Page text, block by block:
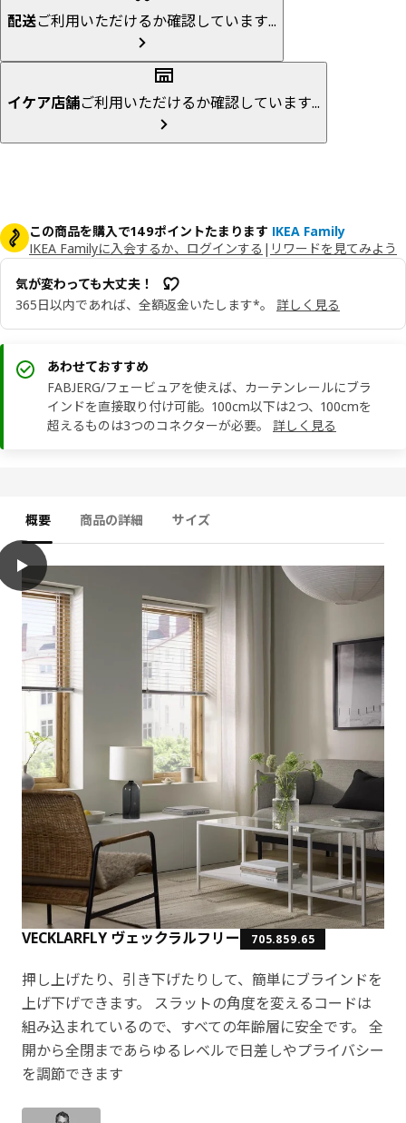
配送ご利用いただけるか確認しています...
イケア店舗ご利用いただけるか確認しています...
この商品を購入で149ポイントたまります IKEA Family
IKEA Familyに入会するか、ログインする | リワードを見てみよう
気が変わっても大丈夫！
365日以内であれば、全額返金いたします*。
詳しく見る
あわせておすすめ
FABJERG/フェービュアを使えば、カーテンレールにブラ
インドを直接取り付け可能。100cm以下は2つ、100cmを
超えるものは3つのコネクターが必要。
詳しく見る
概要 商品の詳細 サイズ
VECKLARFLY ヴェックラルフリー 705.859.65
押し上げたり、引き下げたりして、簡単にブラインドを
上げ下げできます。 スラットの角度を変えるコードは
組み込まれているので、すべての年齢層に安全です。 全
開から全閉まであらゆるレベルで日差しやプライバシー
を調節できます
play
VECKLARFLY ヴェックラルフリー ベネチアンブラインド, アルミ